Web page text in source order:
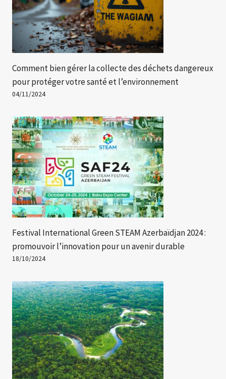
Comment bien gérer la collecte des déchets dangereux
pour protéger votre santé et l’environnement
04/11/2024
Festival International Green STEAM Azerbaïdjan 2024 :
promouvoir l’innovation pour un avenir durable
18/10/2024